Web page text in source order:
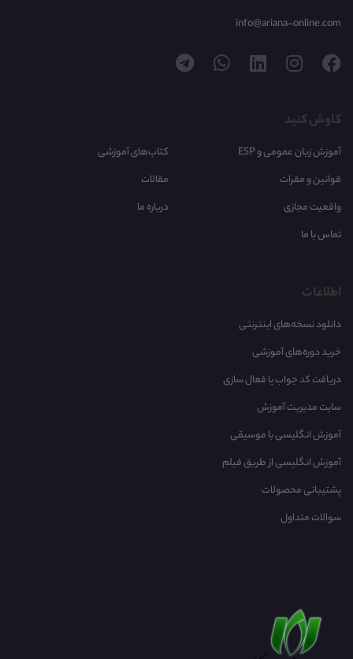
info@ariana-online.com
کاوش کنید
آموزش زبان عمومی و ESP
کتاب‌های آموزشی
قوانین و مقرات
مقالات
واقعیت مجازی
درباره ما
تماس با ما
اطلاعات
دانلود نسخه‌های اینترنتی
خرید دوره‌های آموزشی
دریافت کد جواب یا فعال سازی
سایت مدیریت آموزش
آموزش انگلیسی با موسیقی‌
آموزش انگلیسی از طریق فیلم
پشتیبانی محصولات
سوالات متداول